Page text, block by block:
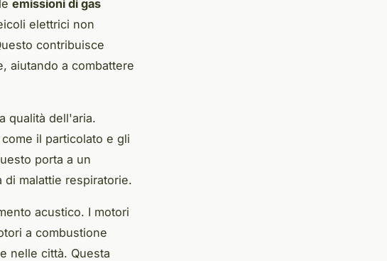
emissioni di gas
elettrici non
contribuisce
aiutando a combattere
qualità dell'aria.
il particolato e gli
porta a un
malattie respiratorie.
acustico. I motori
a combustione
nelle città. Questa